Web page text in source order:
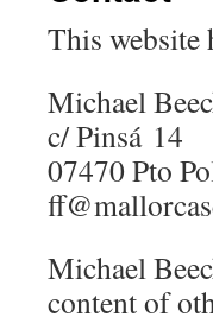
This website
Michael
c/ Pinsá 14
07470 Pto
Michael
content of